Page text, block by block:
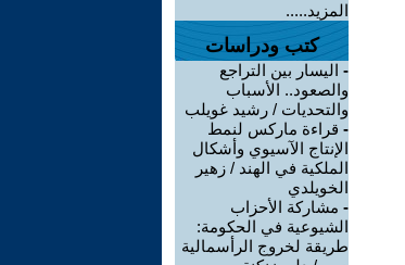
المزيد.....
كتب ودراسات
- اليسار بين التراجع
والصعود.. الأسباب
والتحديات / رشيد غويلب
- قراءة ماركس لنمط
الإنتاج الآسيوي وأشكال
الملكية في الهند / زهير
الخويلدي
- مشاركة الأحزاب
الشيوعية في الحكومة:
طريقة لخروج الرأسمالية